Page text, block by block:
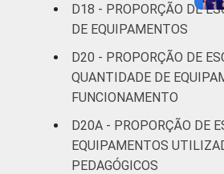
D18 - PROPORÇÃO DE
DE EQUIPAMENTOS
D20 - PROPORÇÃO DE
QUANTIDADE DE
FUNCIONAMENTO
D20A - PROPORÇÃO DE
EQUIPAMENTOS
PEDAGÓGICOS